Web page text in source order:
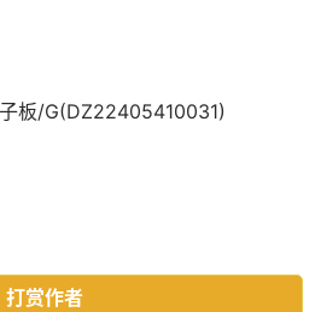
板/G(DZ22405410031)
打赏作者